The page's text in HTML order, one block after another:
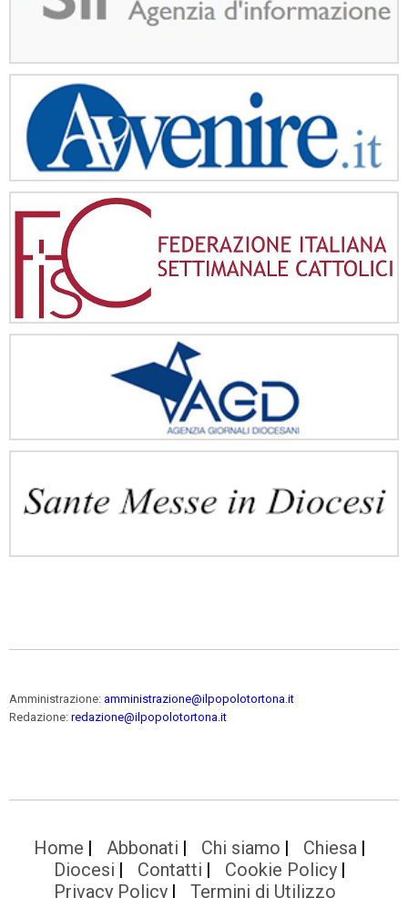
Amministrazione: amministrazione@ilpopolotortona.it
Redazione: redazione@ilpopolotortona.it
Home Abbonati Chi siamo
Chiesa
Diocesi
Contatti
Cookie Policy
Privacy Policy
Termini di Utilizzo